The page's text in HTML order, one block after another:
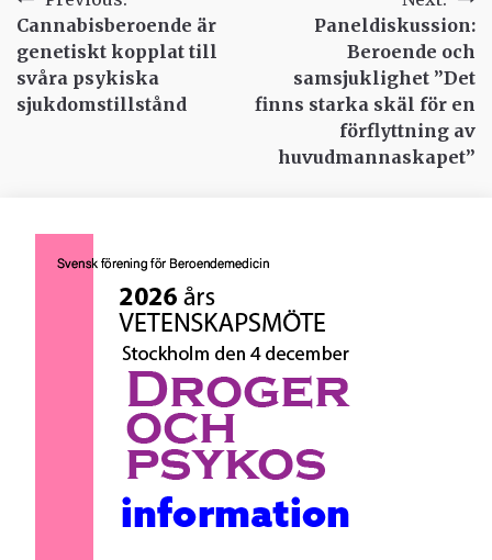
Cannabisberoende är
genetiskt kopplat till
svåra psykiska
sjukdomstillstånd
Paneldiskussion:
Beroende och
samsjuklighet ”Det
finns starka skäl för en
förflyttning av
huvudmannaskapet”